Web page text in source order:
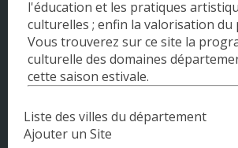
Limousin
Lorraine
Nord Pas de Calais
l'éducation et les pratiques
culturelles ; enfin la valorisation du
Vous trouverez sur ce site la
culturelle des domaines
cette saison estivale.
Liste des villes du département
Ajouter un Site